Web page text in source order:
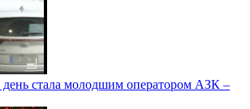
стала молодшим оператором АЗК –